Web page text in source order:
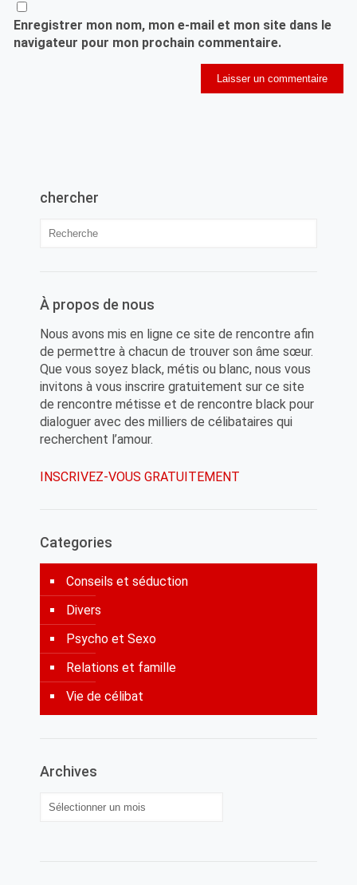
Enregistrer mon nom, mon e-mail et mon site dans le
navigateur pour mon prochain commentaire.
chercher
À propos de nous
Nous avons mis en ligne ce site de rencontre afin
de permettre à chacun de trouver son âme sœur.
Que vous soyez black, métis ou blanc, nous vous
invitons à vous inscrire gratuitement sur ce site
de rencontre métisse et de rencontre black pour
dialoguer avec des milliers de célibataires qui
recherchent l’amour.
INSCRIVEZ-VOUS GRATUITEMENT
Categories
Conseils et séduction
Divers
Psycho et Sexo
Relations et famille
Vie de célibat
Archives
Archives